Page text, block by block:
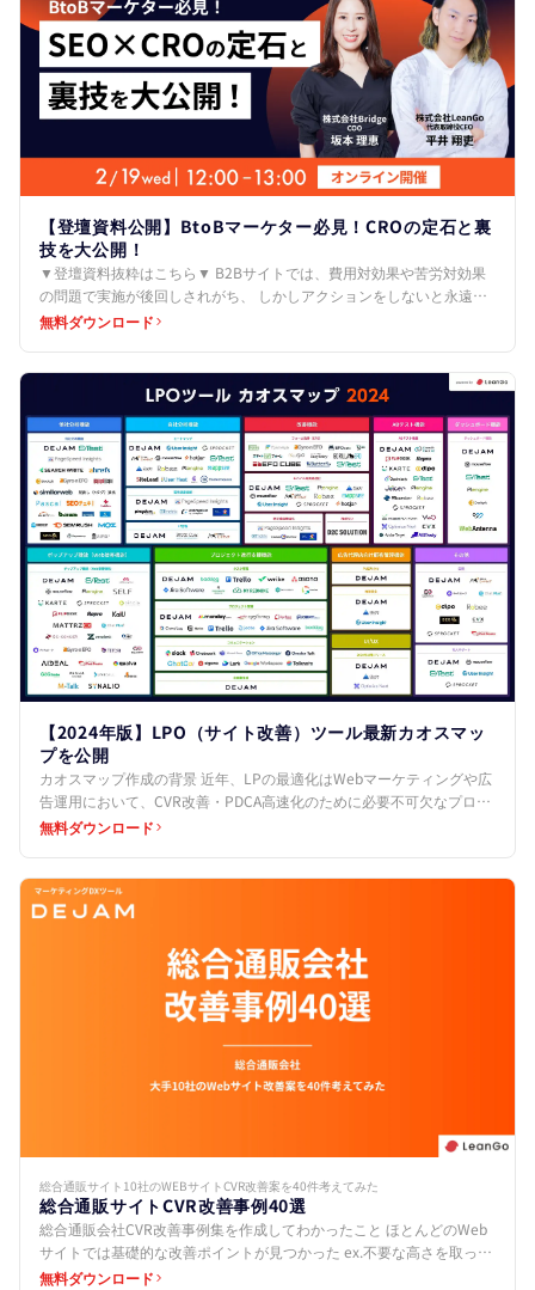
【登壇資料公開】BtoBマーケター必見！CROの定石と裏
技を大公開！
▼登壇資料抜粋はこちら▼ B2Bサイトでは、費用対効果や苦労対効果
の問題で実施が後回しされがち、 しかしアクションをしないと永遠に
機会損失をします。 ↓ 定石パート 1.簡単でもい…
無料ダウンロード
【2024年版】LPO（サイト改善）ツール最新カオスマッ
プを公開
カオスマップ作成の背景 近年、LPの最適化はWebマーケティングや広
告運用において、CVR改善・PDCA高速化のために必要不可欠なプロセ
スとなっています。 しかし、その最適化プロセ…
無料ダウンロード
総合通販サイト10社のWEBサイトCVR改善案を40件考えてみた
総合通販サイトCVR改善事例40選
総合通販会社CVR改善事例集を作成してわかったこと ほとんどのWeb
サイトでは基礎的な改善ポイントが見つかった ex.不要な高さを取って
いる、CTAボタンを設置していないなど 共通…
無料ダウンロード